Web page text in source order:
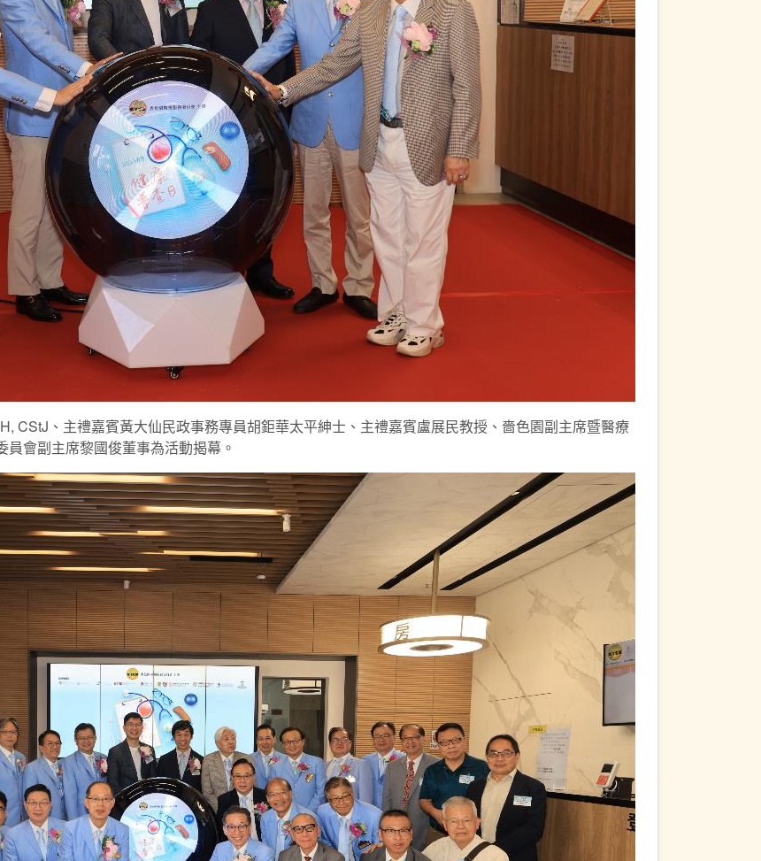
CStJ、主禮嘉賓黃大仙民政事務專員胡鉅華太平紳士、主禮嘉賓盧展民教授、嗇色園副主席暨醫療
會副主席黎國俊董事為活動揭幕。